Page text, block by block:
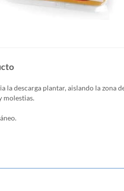
la descarga plantar, aislando la zona
molestias.